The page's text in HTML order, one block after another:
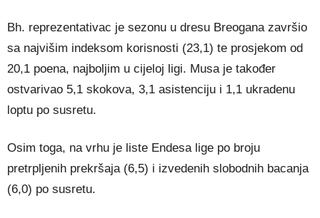
Bh. reprezentativac je sezonu u dresu Breogana završio
sa najvišim indeksom korisnosti (23,1) te prosjekom od
20,1 poena, najboljim u cijeloj ligi. Musa je također
ostvarivao 5,1 skokova, 3,1 asistenciju i 1,1 ukradenu
loptu po susretu.
Osim toga, na vrhu je liste Endesa lige po broju
pretrpljenih prekršaja (6,5) i izvedenih slobodnih bacanja
(6,0) po susretu.